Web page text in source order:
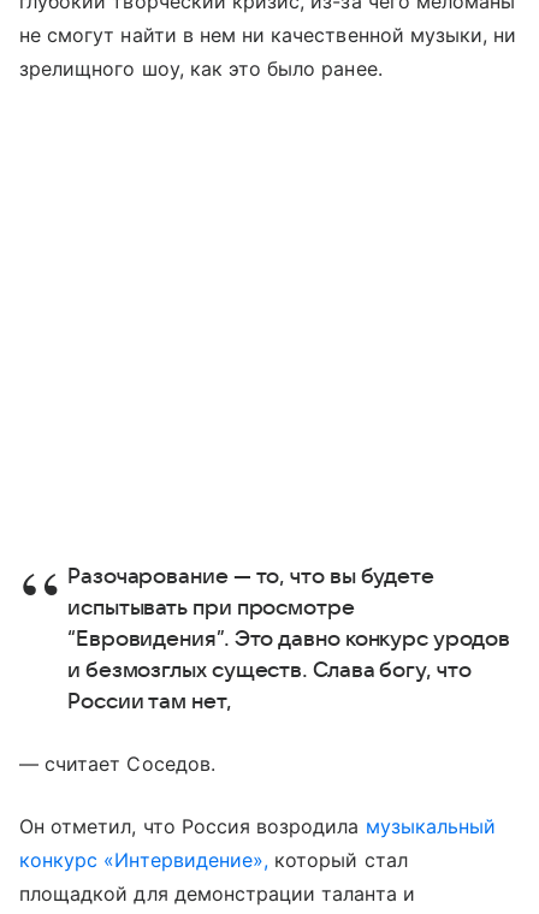
не смогут найти в нем ни качественной музыки, ни
зрелищного шоу, как это было ранее.
Разочарование — то, что вы будете
испытывать при просмотре
“Евровидения”. Это давно конкурс уродов
и безмозглых существ. Слава богу, что
России там нет,
— считает Соседов.
Он отметил, что Россия возродила музыкальный
конкурс «Интервидение», который стал
площадкой для демонстрации таланта и